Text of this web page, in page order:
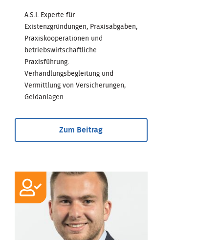
A.S.I. Experte für
Existenzgründungen, Praxisabgaben,
Praxiskooperationen und
betriebswirtschaftliche
Praxisführung.
Verhandlungsbegleitung und
Vermittlung von Versicherungen,
Geldanlagen ...
Zum Beitrag